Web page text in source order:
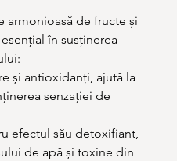
armonioasă de fructe și
în susținerea
și antioxidanți, ajută la
senzației de
efectul său detoxifiant,
de apă și toxine din